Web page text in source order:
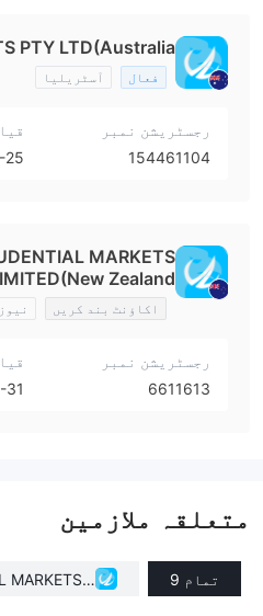
PTY LTD(Australia)
فعال آسٹریلیا
رجسٹریشن نمبر
154461104
25
MARKETS
Zealand)
اکاؤنٹ بند کریں
رجسٹریشن نمبر
6611613
31
متعلقہ ملازمین
تمام 9
MARKETS L